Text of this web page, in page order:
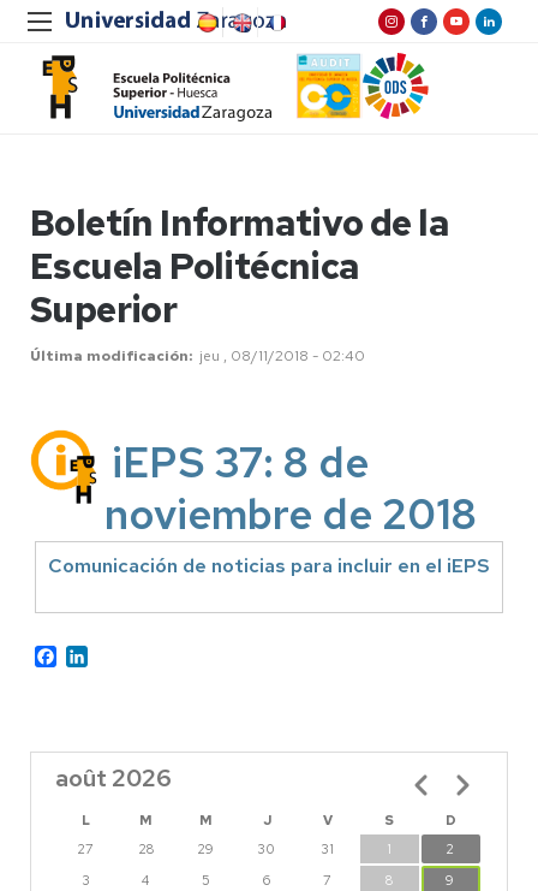
Boletín Informativo de la
Escuela Politécnica
Superior
Última modificación jeu , 08/11/2018 - 02:40
iEPS 37: 8 de
noviembre de 2018
Comunicación de noticias para incluir en el iEPS
Facebook
août 2026
L M M J V S
D
27
28 29 30 31 1
2
3
4 5 6 7 8
9
Pagination